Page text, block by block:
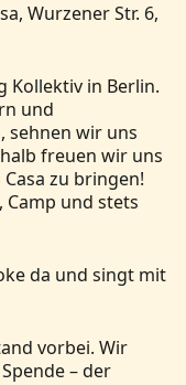
Wurzener Str. 6,
Kollektiv in Berlin.
und
sehnen wir uns
freuen wir uns
zu bringen!
und stets
da und singt mit
vorbei. Wir
– der